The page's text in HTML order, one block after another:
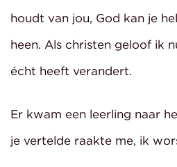
houdt van jou, God kan je
heen. Als christen geloof ik
écht heeft verandert.
Er kwam een leerling naar
je vertelde raakte me, ik